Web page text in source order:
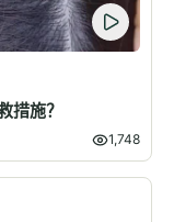
措施？
1,748